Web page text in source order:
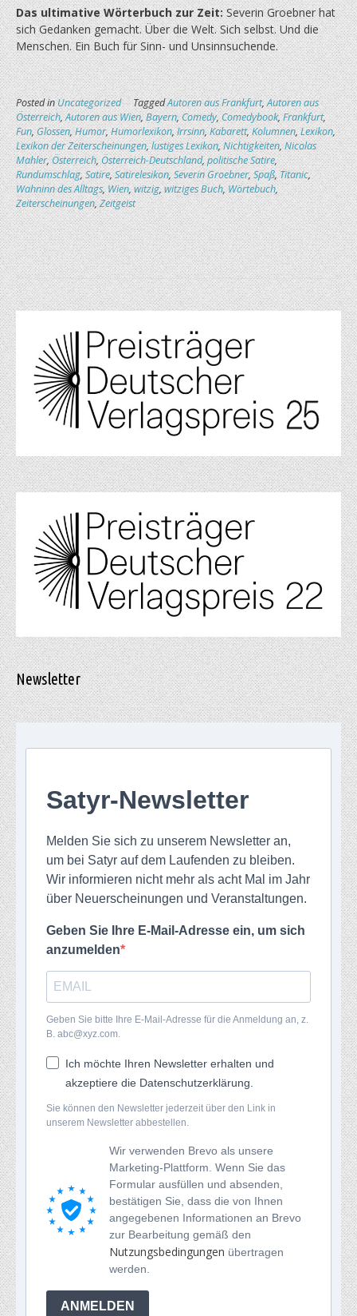
Das ultimative Wörterbuch zur Zeit:Severin Groebner hat
sich Gedanken gemacht. Über die Welt. Sich selbst. Und die
Menschen. Ein Buch für Sinn- und Unsinn­suchende.
Posted inUncategorized TaggedAutoren aus Frankfurt,Autoren aus
Österreich,Autoren aus Wien,Bayern,Comedy,Comedybook,Frankfurt,
Fun,Glossen,Humor,Humorlexikon,Irrsinn,Kabarett,Kolumnen,Lexikon,
Lexikon der Zeiterscheinungen,lustiges Lexikon,Nichtigkeiten,Nicolas
Mahler,Österreich,Österreich-Deutschland,politische Satire,
Rundumschlag,Satire,Satirelesikon,Severin Groebner,Spaß,Titanic,
Wahninn des Alltags,Wien,witzig,witziges Buch,Wörtebuch,
Zeiterscheinungen,Zeitgeist
Newsletter
Satyr-Newsletter
Melden Sie sich zu unserem Newsletter an,
um bei Satyr auf dem Laufenden zu bleiben.
Wir informieren nicht mehr als acht Mal im Jahr
über Neuerscheinungen und Veranstaltungen.
Geben Sie Ihre E-Mail-Adresse ein, um sich
anzumelden
Geben Sie bitte Ihre E-Mail-Adresse für die Anmeldung an, z.
B. abc@xyz.com.
Ich möchte Ihren Newsletter erhalten und
akzeptiere die Datenschutzerklärung.
Sie können den Newsletter jederzeit über den Link in
unserem Newsletter abbestellen.
Wir verwenden Brevo als unsere
Marketing-Plattform. Wenn Sie das
Formular ausfüllen und absenden,
bestätigen Sie, dass die von Ihnen
angegebenen Informationen an Brevo
zur Bearbeitung gemäß den
Nutzungsbedingungen übertragen
werden.
ANMELDEN